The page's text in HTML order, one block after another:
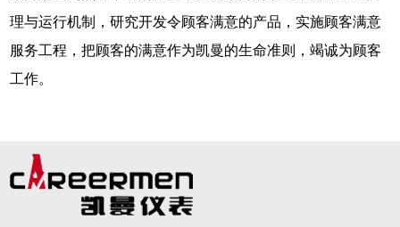
理与运行机制，研究开发令顾客满意的产品，实施顾客满意
服务工程，把顾客的满意作为凯曼的生命准则，竭诚为顾客
工作。